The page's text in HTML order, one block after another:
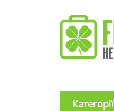
Категорії